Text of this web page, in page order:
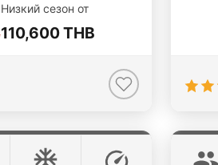
сезон от
110,600 THB